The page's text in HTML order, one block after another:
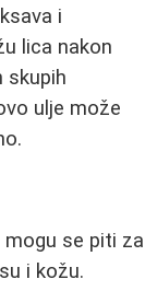
i
lica nakon
skupih
ulje može
mogu se piti za
i kožu.